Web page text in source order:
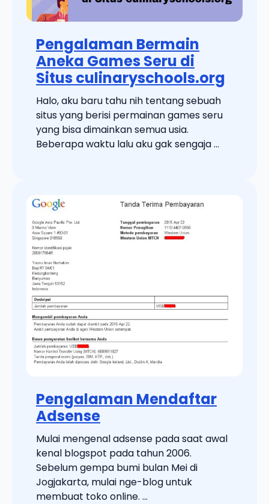
Pengalaman Bermain
Aneka Games Seru di
Situs culinaryschools.org
Halo, aku baru tahu nih tentang sebuah
situs yang berisi permainan games seru
yang bisa dimainkan semua usia.
Beberapa waktu lalu aku gak sengaja ...
Pengalaman Mendaftar
Adsense
Mulai mengenal adsense pada saat awal
kenal blogspot pada tahun 2006.
Sebelum gempa bumi bulan Mei di
Jogjakarta, mulai nge-blog untuk
membuat toko online. ...